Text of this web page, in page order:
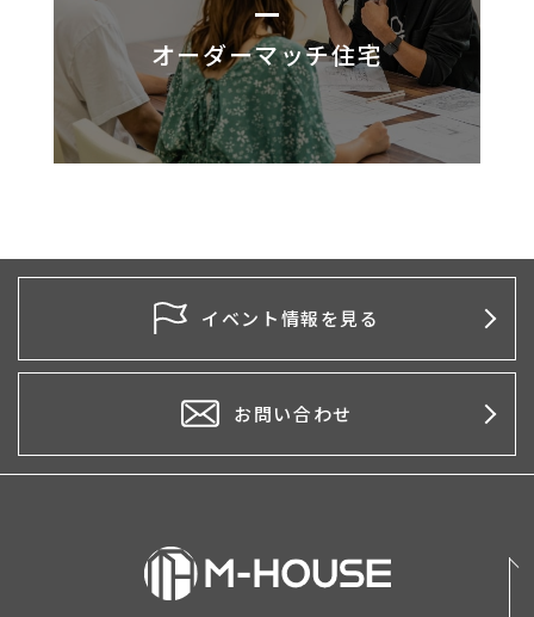
オーダーマッチ住宅
イベント情報を見る
お問い合わせ